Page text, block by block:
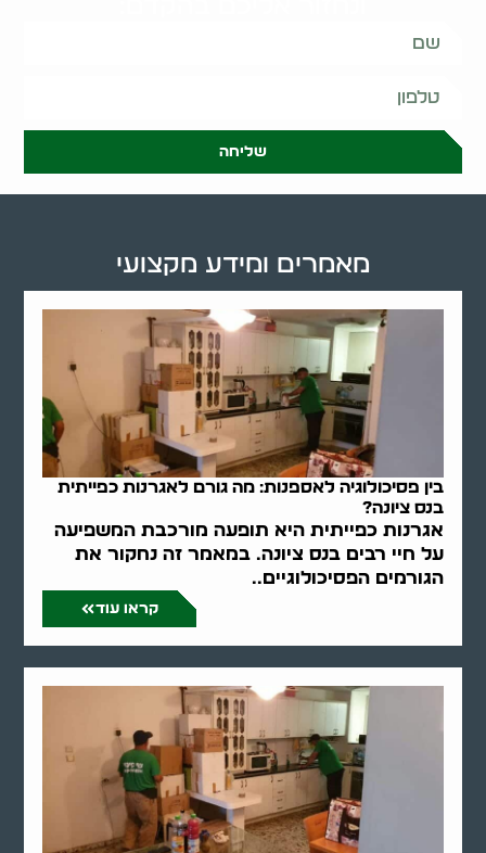
שליחה
בין פסיכולוגיה לאספנות: מה גורם לאגרנות כפייתית
בנס ציונה?
אגרנות כפייתית היא תופעה מורכבת המשפיעה
על חיי רבים בנס ציונה. במאמר זה נחקור את
הגורמים הפסיכולוגיים..
קראו עוד
מאמרים ומידע מקצועי